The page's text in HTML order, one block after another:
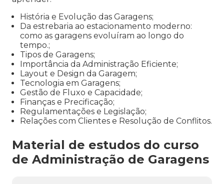
História e Evolução das Garagens;
Da estrebaria ao estacionamento moderno:
como as garagens evoluíram ao longo do
tempo.;
Tipos de Garagens;
Importância da Administração Eficiente;
Layout e Design da Garagem;
Tecnologia em Garagens;
Gestão de Fluxo e Capacidade;
Finanças e Precificação;
Regulamentações e Legislação;
Relações com Clientes e Resolução de Conflitos.
Material de estudos do curso
de Administração de Garagens